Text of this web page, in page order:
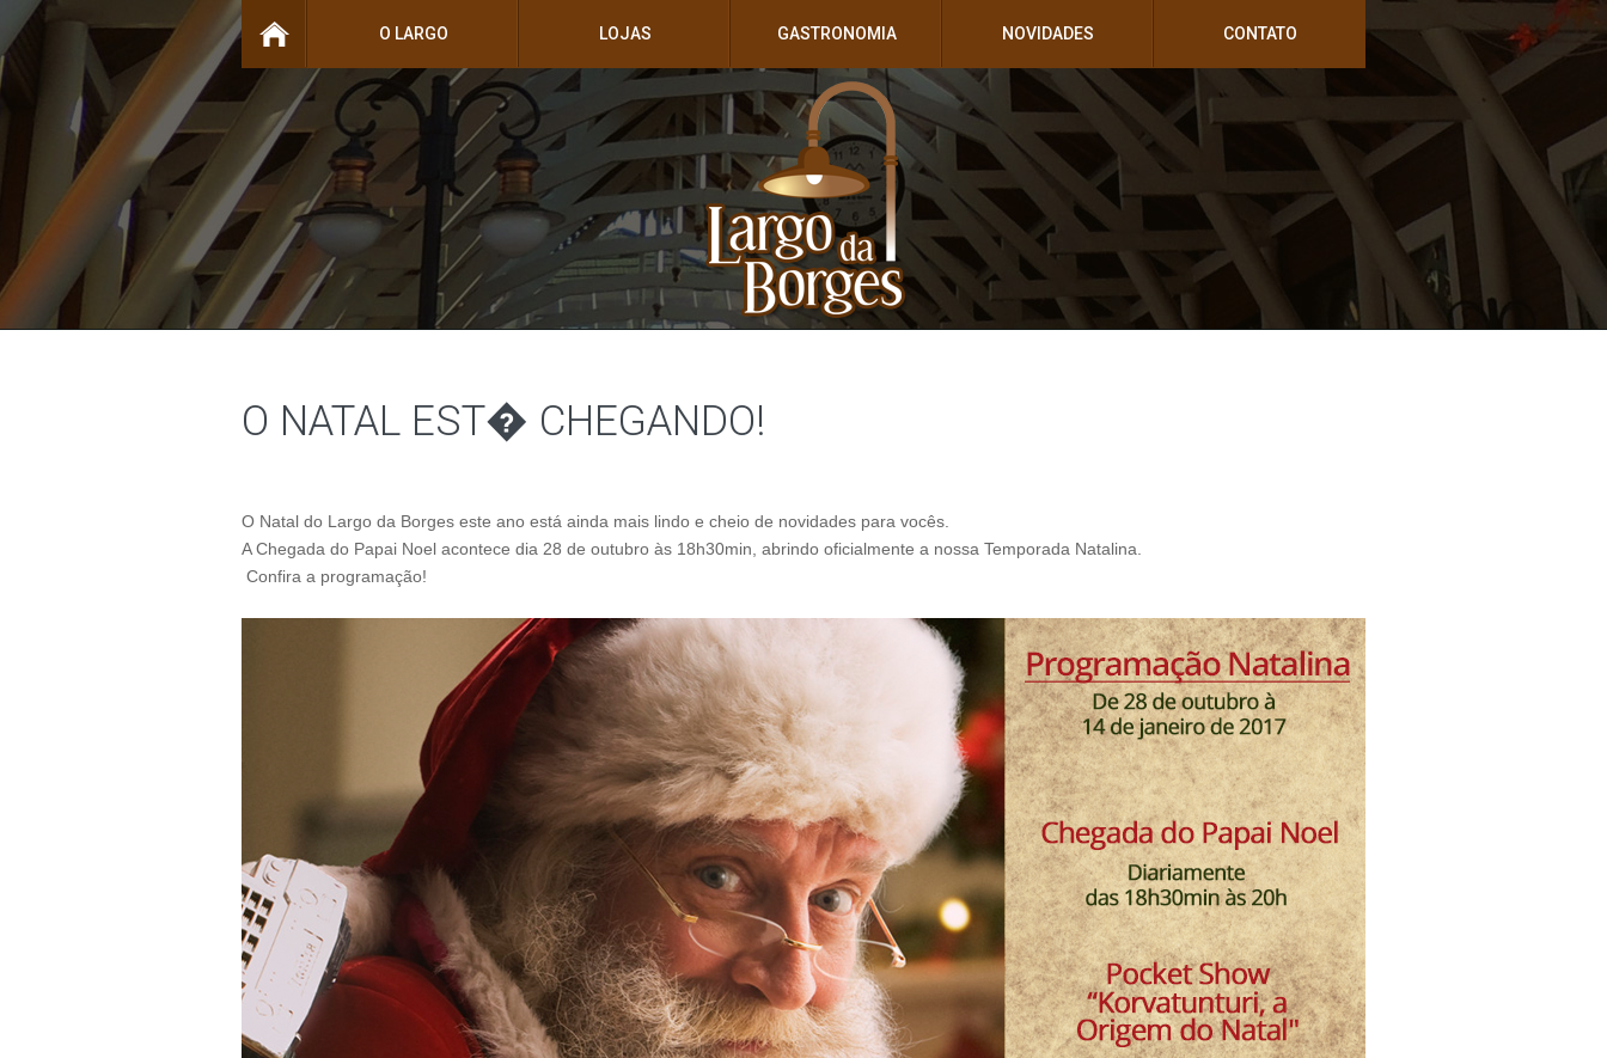
O LARGO LOJAS GASTRONOMIA NOVIDADES CONTATO
O NATAL EST� CHEGANDO!
O Natal do Largo da Borges este ano está ainda mais lindo e cheio de novidades para vocês.
A Chegada do Papai Noel acontece dia 28 de outubro às 18h30min, abrindo oficialmente a nossa Temporada Natalina.
Confira a programação!